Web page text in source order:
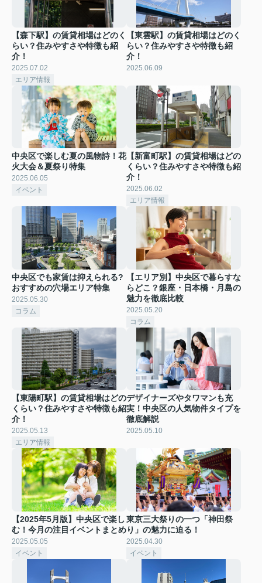
【森下駅】の賃貸相場はどのく
らい？住みやすさや特徴も紹
介！
2025.07.02
エリア情報
【東雲駅】の賃貸相場はどのく
らい？住みやすさや特徴も紹
介！
2025.06.09
中央区で楽しむ夏の風物詩！花
火大会＆夏祭り特集
2025.06.05
イベント
【新富町駅】の賃貸相場はどの
くらい？住みやすさや特徴も紹
介！
2025.06.02
エリア情報
中央区でも家賃は抑えられる?
おすすめの穴場エリア特集
2025.05.30
コラム
【エリア別】中央区で暮らすな
らどこ？銀座・日本橋・月島の
魅力を徹底比較
2025.05.20
コラム
【東陽町駅】の賃貸相場はどの
くらい？住みやすさや特徴も紹
介！
2025.05.13
エリア情報
デザイナーズやタワマンも充
実！中央区の人気物件タイプを
徹底解説
2025.05.10
【2025年5月版】中央区で楽し
む！今月の注目イベントまとめ
2025.05.05
イベント
東京三大祭りの一つ「神田祭
り」の魅力に迫る！
2025.04.30
イベント